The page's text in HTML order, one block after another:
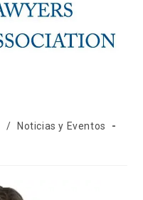
/
Noticias y Eventos